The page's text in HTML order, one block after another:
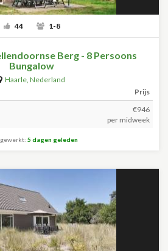
44 1-8
Berg - 8 Persoons
Bungalow
Haarle, Nederland
Prijs
€946
per midweek
5 dagen geleden